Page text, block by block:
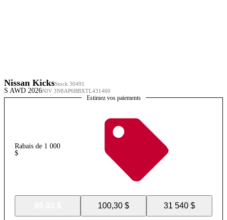
Nissan KicksStock 30491
S AWD 2026NIV 3N8AP6BBXTL431460
Estimez vos paiements
Rabais de 1 000
$
100,30 $ 31 540 $